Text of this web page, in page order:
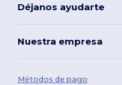
Déjanos ayudarte
Nuestra empresa
Métodos de pago